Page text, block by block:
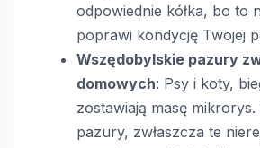
odpowiednie kółka, bo to
poprawi kondycję Twojej
Wszędobylskie pazury
domowych: Psy i koty,
zostawiają masę
pazury, zwłaszcza te